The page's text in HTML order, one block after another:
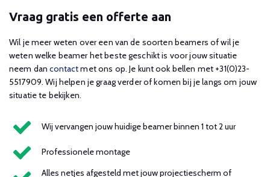
Vraag gratis een offerte aan
Wil je meer weten over een van de soorten beamers of wil je
weten welke beamer het beste geschikt is voor jouw situatie
neem dancontactmet ons op. Je kunt ook bellen met +31(0)23-
5517909. Wij helpen je graag verder of komen bij je langs om jouw
situatie te bekijken.
Wij vervangen jouw huidige beamer binnen 1 tot 2 uur
Professionele montage
Alles netjes afgesteld met jouw projectiescherm of